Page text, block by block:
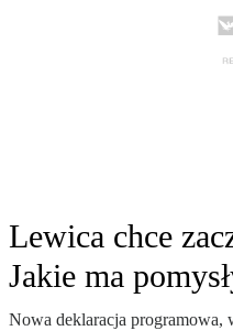
Lewica chce
Jakie ma
Nowa deklaracja programowa,